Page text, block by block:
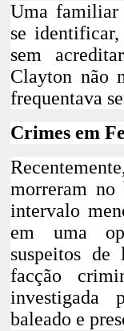
Uma familiar
se identificar,
sem
Clayton não
frequentava
Crimes em
morreram no
intervalo
em uma
suspeitos
facção
investigada
baleado e